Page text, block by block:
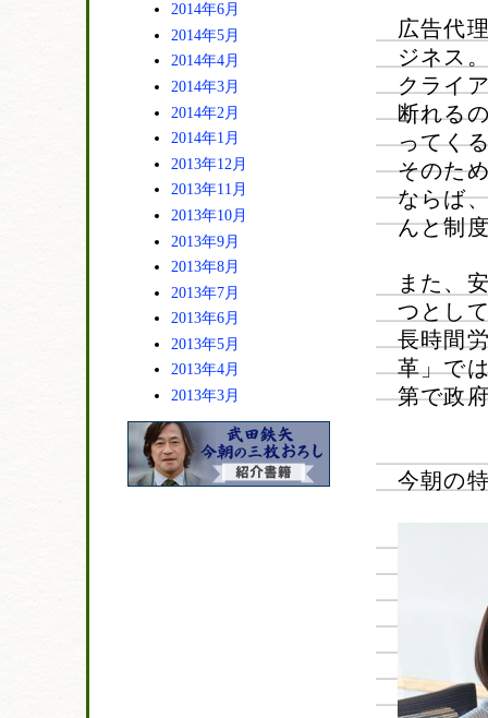
2014年6月
2014年5月
2014年4月
2014年3月
2014年2月
2014年1月
2013年12月
2013年11月
2013年10月
2013年9月
2013年8月
2013年7月
2013年6月
2013年5月
2013年4月
2013年3月
広告代
ジネス
クライ
断れる
ってく
そのた
ならば
んと制
また、
つとし
長時間
革」で
第で政
今朝の